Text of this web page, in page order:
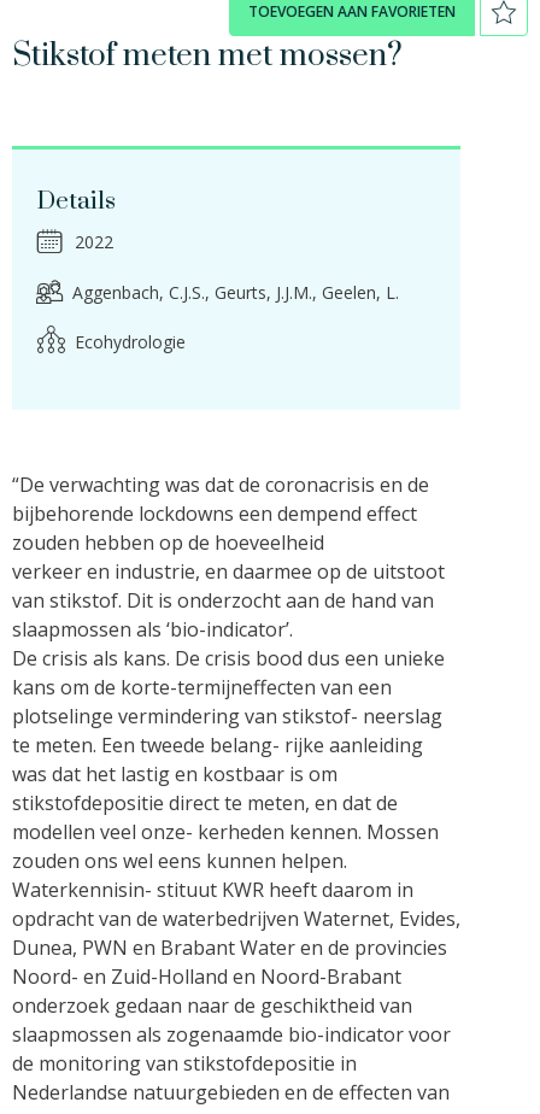
TOEVOEGEN AAN FAVORIETEN
Stikstof meten met mossen?
Details
2022
Aggenbach, C.J.S. Geurts, J.J.M. Geelen, L.
Ecohydrologie
“De verwachting was dat de coronacrisis en de
bijbehorende lockdowns een dempend effect
zouden hebben op de hoeveelheid
verkeer en industrie, en daarmee op de uitstoot
van stikstof. Dit is onderzocht aan de hand van
slaapmossen als ‘bio-indicator’.
De crisis als kans. De crisis bood dus een unieke
kans om de korte-termijneffecten van een
plotselinge vermindering van stikstof- neerslag
te meten. Een tweede belang- rijke aanleiding
was dat het lastig en kostbaar is om
stikstofdepositie direct te meten, en dat de
modellen veel onze- kerheden kennen. Mossen
zouden ons wel eens kunnen helpen.
Waterkennisin- stituut KWR heeft daarom in
opdracht van de waterbedrijven Waternet, Evides,
Dunea, PWN en Brabant Water en de provincies
Noord- en Zuid-Holland en Noord-Brabant
onderzoek gedaan naar de geschiktheid van
slaapmossen als zogenaamde bio-indicator voor
de monitoring van stikstofdepositie in
Nederlandse natuurgebieden en de effecten van